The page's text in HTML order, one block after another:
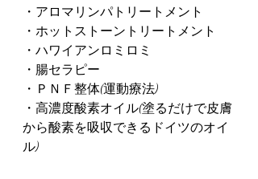
・アロマリンパトリートメント
・ホットストーントリートメント
・ハワイアンロミロミ
・腸セラピー
・ＰＮＦ整体(運動療法)
・高濃度酸素オイル(塗るだけで皮膚
から酸素を吸収できるドイツのオイ
ル)